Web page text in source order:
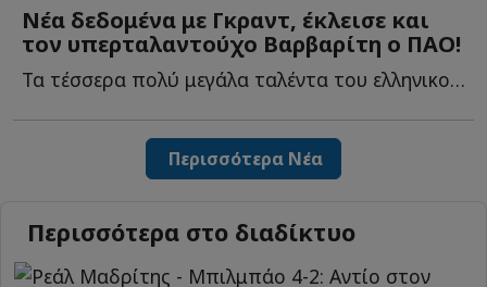
Νέα δεδομένα με Γκραντ, έκλεισε και
τον υπερταλαντούχο Βαρβαρίτη ο ΠΑΟ!
Τα τέσσερα πολύ μεγάλα ταλέντα του ελληνικού μπάσκετ, η...
Περισσότερα Νέα
Περισσότερα στο διαδίκτυο